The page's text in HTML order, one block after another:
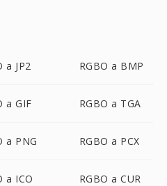
a JP2 RGBO a BMP
a GIF RGBO a TGA
a PNG RGBO a PCX
a ICO RGBO a CUR